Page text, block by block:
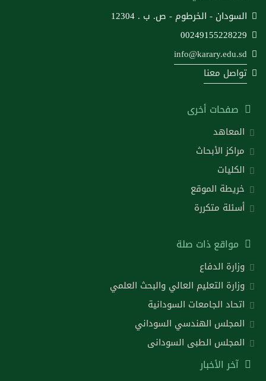
السودان - الخرطوم - ص. ب . 12304
00249155228229
info@karary.edu.sd
تواصل معنا
صفحات أخرى
المعاهد
مراكز الأبحاث
الكليات
خريطة الموقع
أسئلة متكررة
مواقع ذات صلة
وزارة الدفاع
وزارة التعليم العالي والبحث العلمي
اتحاد الجامعات السودانية
المجلس الهندسي السوداني
المجلس الطبى السودانى
آخر الأخبار